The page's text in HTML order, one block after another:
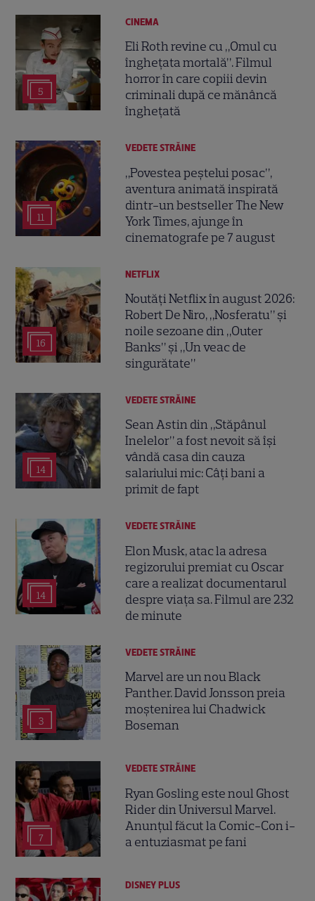
5
CINEMA
Eli Roth revine cu „Omul cu
înghețata mortală”. Filmul
horror în care copiii devin
criminali după ce mănâncă
înghețată
11
VEDETE STRĂINE
„Povestea peștelui posac”,
aventura animată inspirată
dintr-un bestseller The New
York Times, ajunge în
cinematografe pe 7 august
16
NETFLIX
Noutăți Netflix în august 2026:
Robert De Niro, „Nosferatu” și
noile sezoane din „Outer
Banks” și „Un veac de
singurătate”
14
VEDETE STRĂINE
Sean Astin din „Stăpânul
Inelelor” a fost nevoit să își
vândă casa din cauza
salariului mic: Câți bani a
primit de fapt
14
VEDETE STRĂINE
Elon Musk, atac la adresa
regizorului premiat cu Oscar
care a realizat documentarul
despre viața sa. Filmul are 232
de minute
3
VEDETE STRĂINE
Marvel are un nou Black
Panther. David Jonsson preia
moștenirea lui Chadwick
Boseman
7
VEDETE STRĂINE
Ryan Gosling este noul Ghost
Rider din Universul Marvel.
Anunțul făcut la Comic-Con i-
a entuziasmat pe fani
DISNEY PLUS